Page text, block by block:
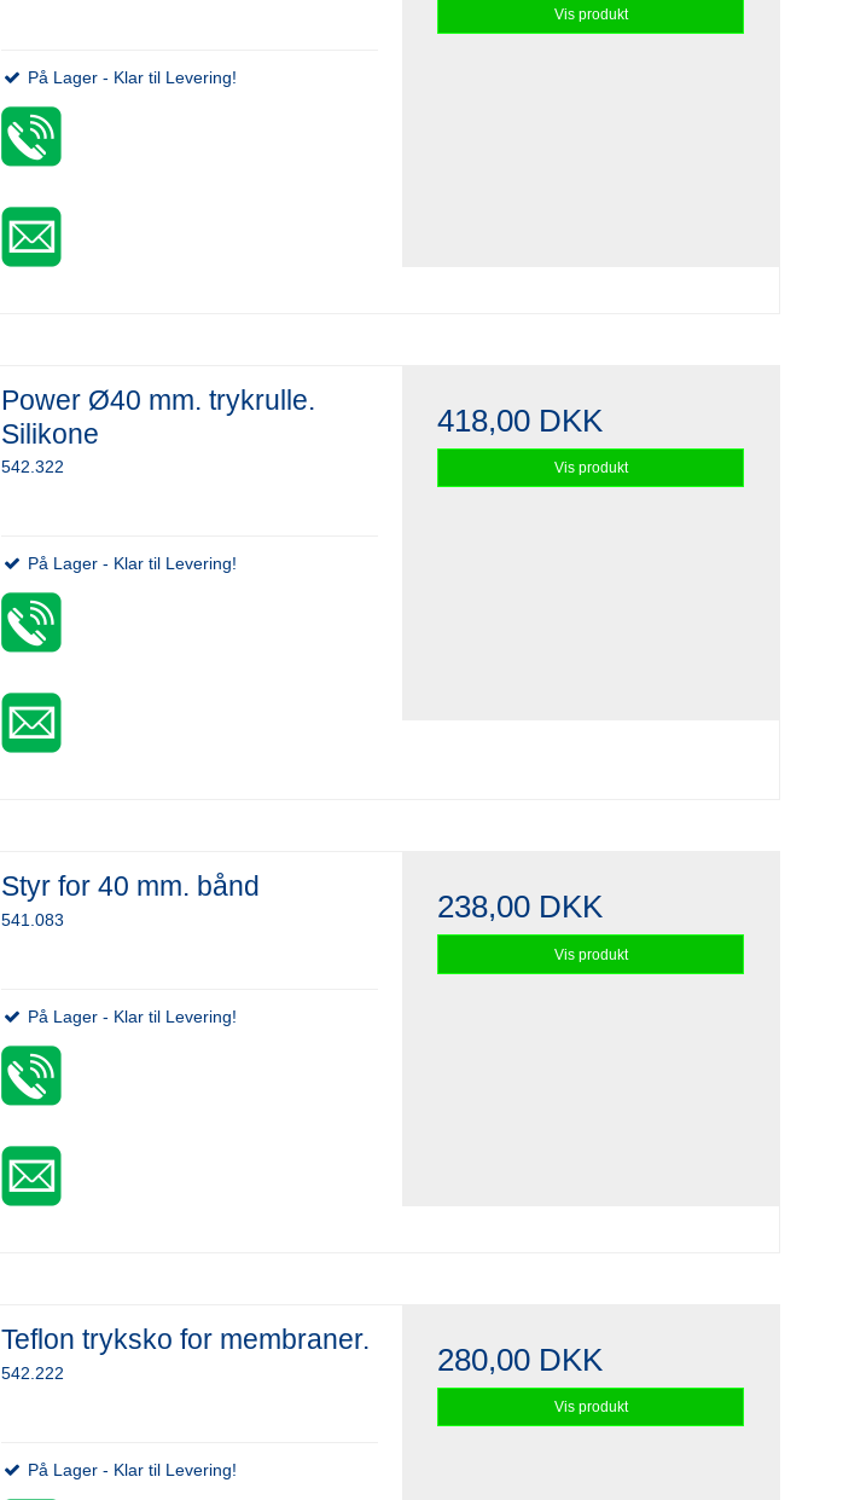
På Lager - Klar til Levering!
Vis produkt
Power Ø40 mm. trykrulle.
Silikone
542.322
På Lager - Klar til Levering!
418,00 DKK
Vis produkt
Styr for 40 mm. bånd
541.083
På Lager - Klar til Levering!
238,00 DKK
Vis produkt
Teflon tryksko for membraner.
542.222
På Lager - Klar til Levering!
280,00 DKK
Vis produkt